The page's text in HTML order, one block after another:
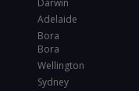
Darwin
Adelaide
Bora
Bora
Wellington
Sydney